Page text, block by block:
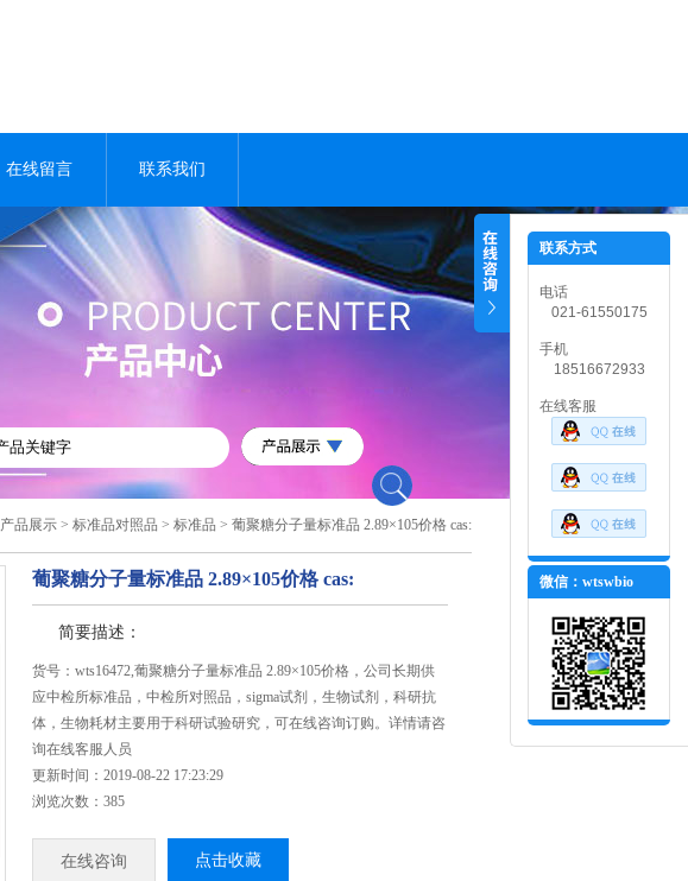
在线留言 联系我们
产品展示 > 标准品对照品 > 标准品 > 葡聚糖分子量标准品 2.89×105价格 cas:
葡聚糖分子量标准品 2.89×105价格 cas:
简要描述：
货号：wts16472,葡聚糖分子量标准品 2.89×105价格，公司长期供
应中检所标准品，中检所对照品，sigma试剂，生物试剂，科研抗
体，生物耗材主要用于科研试验研究，可在线咨询订购。详情请咨
询在线客服人员
更新时间：2019-08-22 17:23:29
浏览次数：385
在线咨询 点击收藏
联系方式
电话
021-61550175
手机
18516672933
在线客服
微信：wtswbio